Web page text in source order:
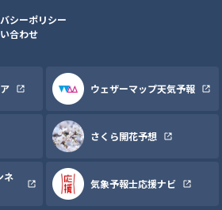
シーポリシー
合わせ
ウェザーマップ天気予報
さくら開花予想
ネ
気象予報士応援ナビ